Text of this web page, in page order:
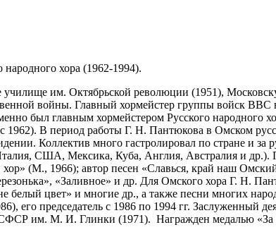
хора (1962-1994).
им. Октябрьской революции (1951),
войны. Главный хормейстер группы войск
был главным хормейстером Русского народного
1962). В период работы Г. Н. Пантюкова в Омском
Коллектив много гастролировал по стране и
США, Мексика, Куба, Англия, Австралия и др.).
(М., 1966); автор песен «Славься, край наш
«Заливное» и др. Для Омского хора Г. Н.
цвет» и многие др., а также песни многих
его председатель с 1986 по 1994 гг. Заслуженный
им. М. И. Глинки (1971). Награжден медалью «За